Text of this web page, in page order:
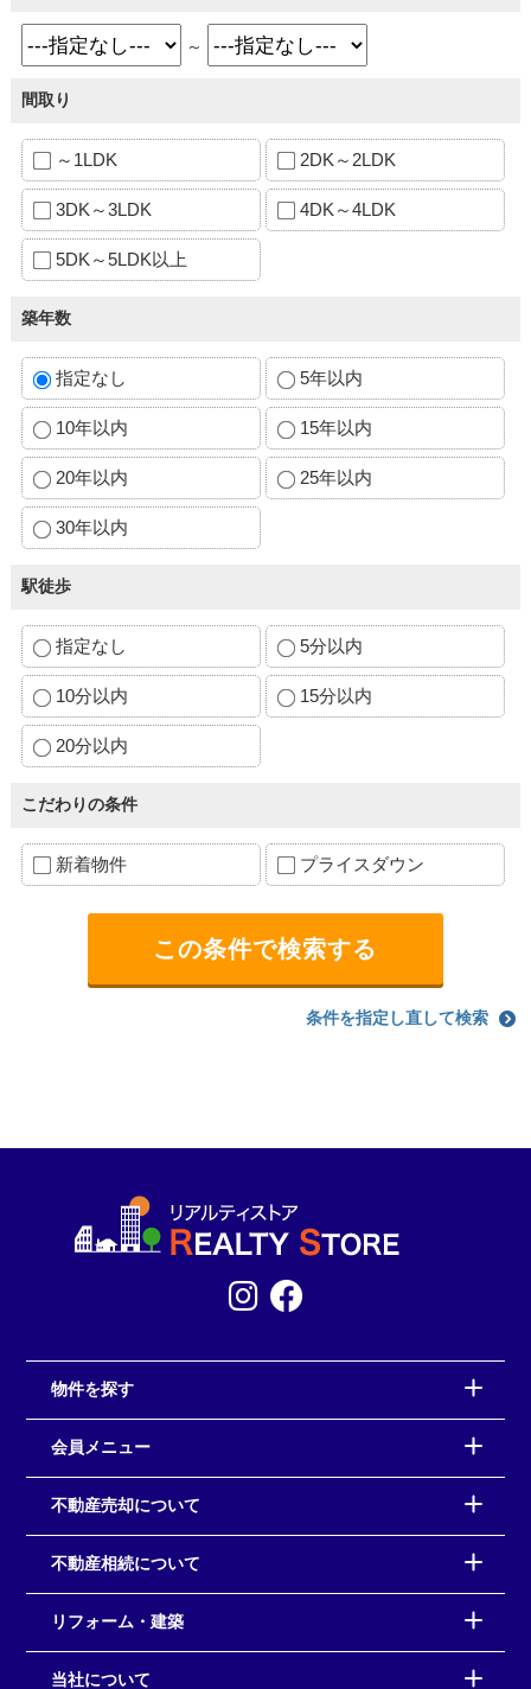
～
間取り
～1LDK 2DK～2LDK
3DK～3LDK 4DK～4LDK
5DK～5LDK以上
築年数
指定なし 5年以内
10年以内 15年以内
20年以内 25年以内
30年以内
駅徒歩
指定なし 5分以内
10分以内 15分以内
20分以内
こだわりの条件
新着物件 プライスダウン
条件を指定し直して検索
物件を探す
会員メニュー
不動産売却について
不動産相続について
リフォーム・建築
当社について